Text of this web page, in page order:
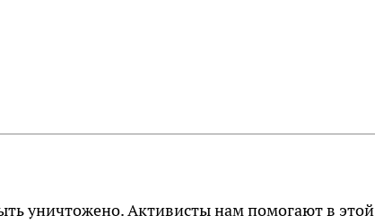
уничтожено. Активисты нам помогают в этой